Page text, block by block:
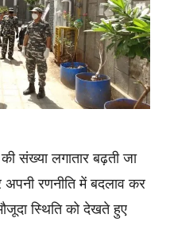
संख्या लगातार बढ़ती जा
रणनीति में बदलाव कर
स्थिति को देखते हुए